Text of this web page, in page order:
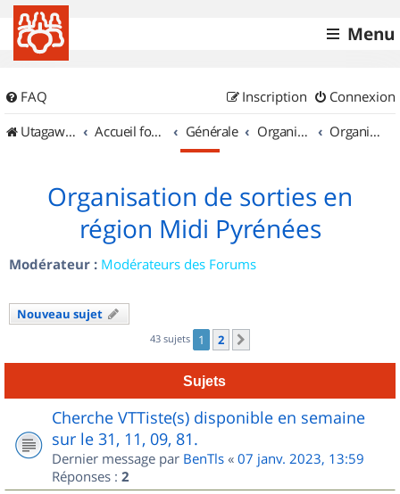
Menu
FAQ Connexion
Inscription
UtagawaVTT (Randos VTT et VTTAE avec traces GPS)
Accueil forum Générale Organisation de sorties & Recherche de partenaires Organisation de sorties en région Midi Pyrénées
Organisation de sorties en
région Midi Pyrénées
Modérateur : Modérateurs des Forums
Nouveau sujet
43 sujets 1 2
Sujets
Cherche VTTiste(s) disponible en semaine
sur le 31, 11, 09, 81.
Dernier message par BenTls « 07 janv. 2023, 13:59
Réponses : 2